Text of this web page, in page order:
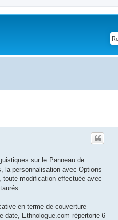
sur le Panneau de
la personnalisation avec Options
modification effectuée avec
en terme de couverture
date, Ethnologue.com répertorie 6